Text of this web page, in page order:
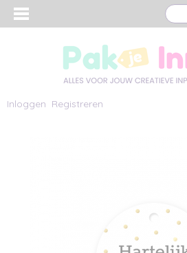
Inloggen Registreren